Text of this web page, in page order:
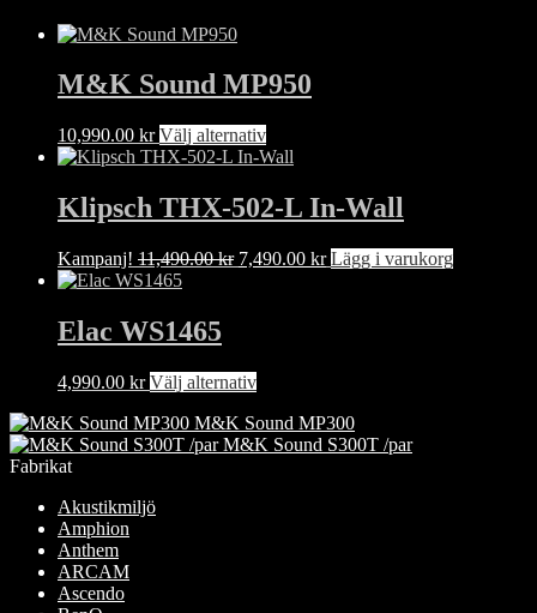
M&K Sound MP950
10,990.00 kr Välj alternativDen
här
har
flera
De
Klipsch THX-502-L In-Wall
Kampanj! 11,490.00kr Det
7,490.00 krDet
Lägg i varukorg
Elac WS1465
4,990.00 kr Välj alternativDen
produkten
har
M&K Sound MP300
M&K Sound S300T /par
Fabrikat
Akustikmiljö
Amphion
Anthem
ARCAM
Ascendo